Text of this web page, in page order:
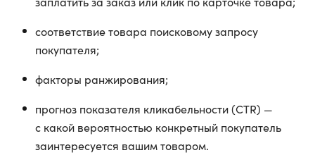
соответствие товара поисковому запросу
покупателя;
факторы ранжирования;
прогноз показателя кликабельности (CTR) —
с какой вероятностью конкретный покупатель
заинтересуется вашим товаром.